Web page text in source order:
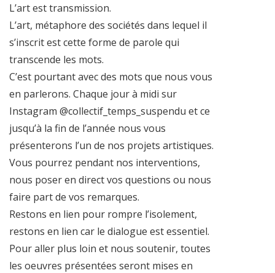
L’art est transmission.
L’art, métaphore des sociétés dans lequel il
s’inscrit est cette forme de parole qui
transcende les mots.
C’est pourtant avec des mots que nous vous
en parlerons. Chaque jour à midi sur
Instagram @collectif_temps_suspendu et ce
jusqu’à la fin de l’année nous vous
présenterons l’un de nos projets artistiques.
Vous pourrez pendant nos interventions,
nous poser en direct vos questions ou nous
faire part de vos remarques.
Restons en lien pour rompre l’isolement,
restons en lien car le dialogue est essentiel.
Pour aller plus loin et nous soutenir, toutes
les oeuvres présentées seront mises en